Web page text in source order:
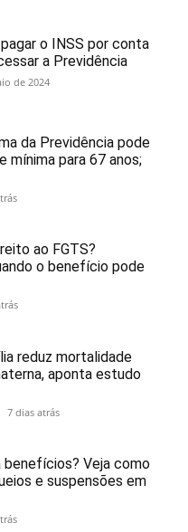
o INSS por conta
a Previdência
de 2024
da Previdência pode
mínima para 67 anos;
ao FGTS?
o benefício pode
reduz mortalidade
aponta estudo
7 dias atrás
benefícios? Veja como
e suspensões em